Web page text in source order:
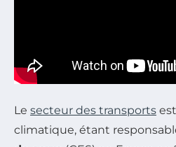
Le secteur des transports
climatique, étant